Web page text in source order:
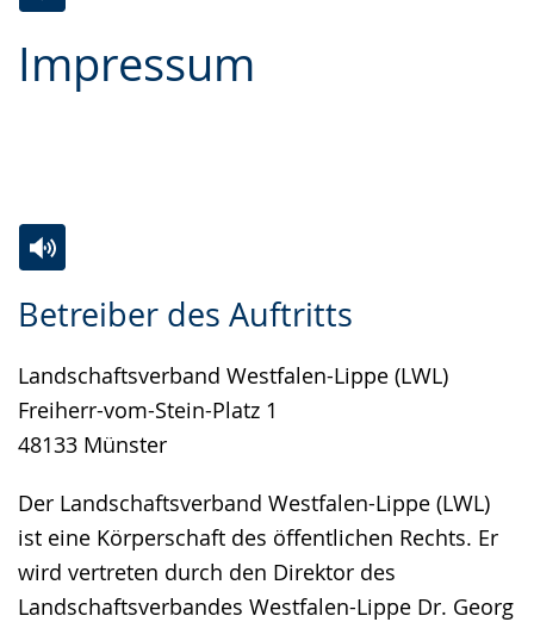
Impressum
Leichten
Sprache
Audio-
Unterstützung.
Video
angezeigt.
Betreiber des Auftritts
Landschaftsverband Westfalen-Lippe (LWL)
Freiherr-vom-Stein-Platz 1
48133 Münster
Der Landschaftsverband Westfalen-Lippe (LWL)
ist eine Körperschaft des öffentlichen Rechts. Er
wird vertreten durch den Direktor des
Landschaftsverbandes Westfalen-Lippe Dr. Georg
Leichten
wechseln.
Audio-
Video
Deutscher
Gebärdensprache
wird
angezeigt.